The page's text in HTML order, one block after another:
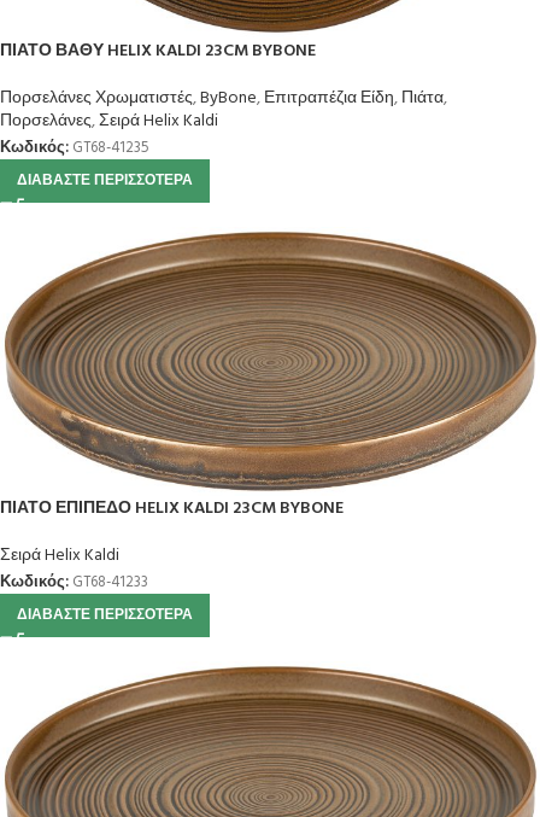
ΠΙΑΤΟ ΒΑΘΥ HELIX KALDI 23CM BYBONE
Πορσελάνες Χρωματιστές,ByBone,Επιτραπέζια Είδη,Πιάτα,
Πορσελάνες,Σειρά Helix Kaldi
Κωδικός: GT68-41235
ΔΙΑΒΆΣΤΕ ΠΕΡΙΣΣΌΤΕΡΑ
ΠΙΑΤΟ ΕΠΙΠΕΔΟ HELIX KALDI 23CM BYBONE
Σειρά Helix Kaldi
Κωδικός: GT68-41233
ΔΙΑΒΆΣΤΕ ΠΕΡΙΣΣΌΤΕΡΑ